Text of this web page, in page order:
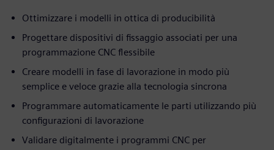
Ottimizzare i modelli in ottica di producibilità
Progettare dispositivi di fissaggio associati per una
programmazione CNC flessibile
Creare modelli in fase di lavorazione in modo più
semplice e veloce grazie alla tecnologia sincrona
Programmare automaticamente le parti utilizzando più
configurazioni di lavorazione
Validare digitalmente i programmi CNC per